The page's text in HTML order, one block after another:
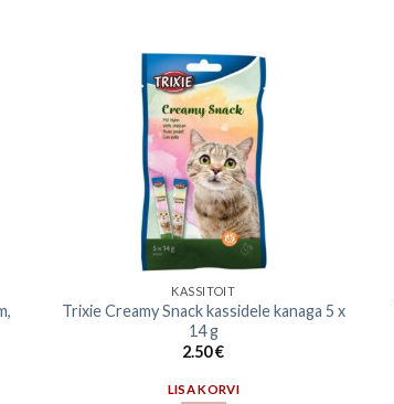
KASSITOIT
Trixie Creamy Snack kassidele kanaga 5 x
14 g
2.50€
LISA KORVI